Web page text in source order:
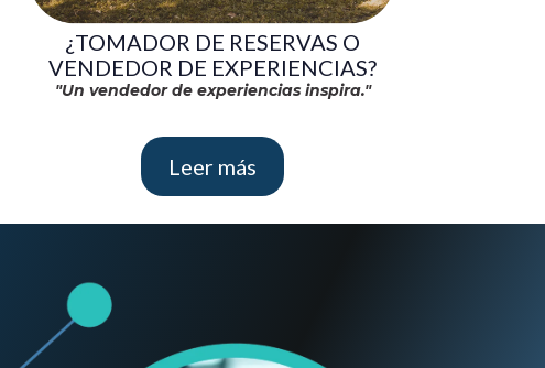
¿TOMADOR DE RESERVAS O
VENDEDOR DE EXPERIENCIAS?
"Un vendedor de experiencias inspira."
Leer más